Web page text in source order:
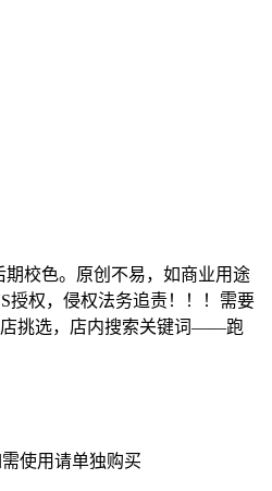
校色。原创不易，如商业用途
授权，侵权法务追责！！！需要
店挑选，店内搜索关键词——跑
使用请单独购买